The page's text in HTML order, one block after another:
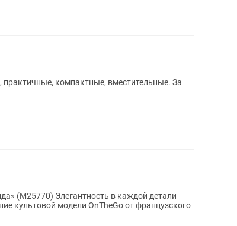
компактные, вместительные. За
в каждой детали
культовой модели OnTheGo от французского